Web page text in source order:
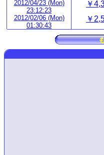
2012/04/23 (Mon)
23:12:23
￥
2012/02/06 (Mon)
01:30:43
￥